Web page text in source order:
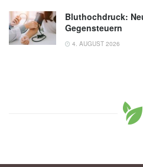
Bluthochdruck:
Gegensteuern
4. AUGUST 2026